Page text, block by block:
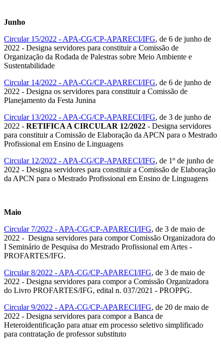
Junho
Circular 15/2022 - APA-CG/CP-APARECI/IFG, de 6 de junho de
2022 - Designa servidores para constituir a Comissão de
Organização da Rodada de Palestras sobre Meio Ambiente e
Sustentabilidade
Circular 14/2022 - APA-CG/CP-APARECI/IFG, de 6 de junho de
2022 - Designa os servidores para constituir a Comissão de
Planejamento da Festa Junina
Circular 13/2022 - APA-CG/CP-APARECI/IFG, de 3 de junho de
2022 - RETIFICA A CIRCULAR 12/2022 - Designa servidores
para constituir a Comissão de Elaboração da APCN para o Mestrado
Profissional em Ensino de Linguagens
Circular 12/2022 - APA-CG/CP-APARECI/IFG, de 1º de junho de
2022 - Designa servidores para constituir a Comissão de Elaboração
da APCN para o Mestrado Profissional em Ensino de Linguagens
Maio
Circular 7/2022 - APA-CG/CP-APARECI/IFG, de 3 de maio de
2022 - Designa servidores para compor Comissão Organizadora do
I Seminário de Pesquisa do Mestrado Profissional em Artes -
PROFARTES/IFG.
Circular 8/2022 - APA-CG/CP-APARECI/IFG, de 3 de maio de
2022 - Designa servidores para compor a Comissão Organizadora
do Livro PROFARTES/IFG, edital n. 037/2021 - PROPPG.
Circular 9/2022 - APA-CG/CP-APARECI/IFG, de 20 de maio de
2022 - Designa servidores para compor a Banca de
Heteroidentificação para atuar em processo seletivo simplificado
para contratação de professor substituto